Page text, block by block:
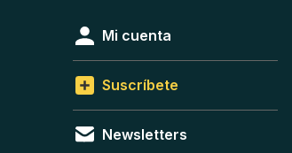
Mi cuenta
Suscríbete
Newsletters